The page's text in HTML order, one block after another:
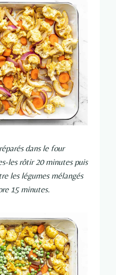
dans le four
les rôtir 20 minutes puis
les légumes mélangés
15 minutes.